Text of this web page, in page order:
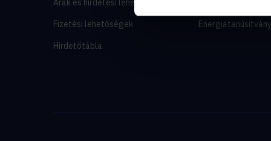
Árak és hirdetési lehetőségek
Fizetési lehetőségek
Hirdetőtábla
Energiatanúsítvány